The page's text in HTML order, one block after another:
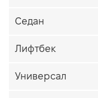
Седан
Лифтбек
Универсал